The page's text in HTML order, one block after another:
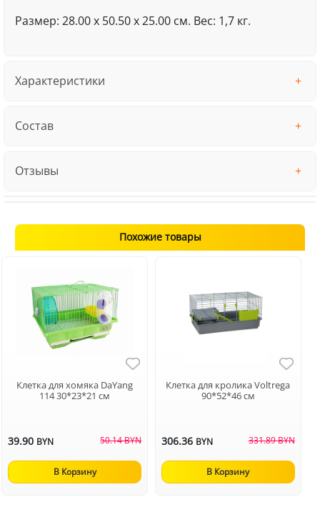
Размер: 28.00 x 50.50 x 25.00 см. Вес: 1,7 кг.
Характеристики
Состав
Отзывы
Похожие товары
Клетка для хомяка DaYang
114 30*23*21 см
39.90 BYN 50.14 BYN
В Корзину
Клетка для кролика Voltrega
90*52*46 см
306.36 BYN 331.89 BYN
В Корзину